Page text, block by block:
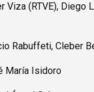
Viza (RTVE), Diego
Rabuffeti, Cleber
María Isidoro